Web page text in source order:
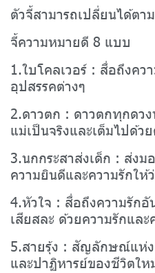
ตัวจี้สามารถเปลี่ยนได้ตา
จี้ความหมายดี 8 แบบ
1.ใบโคลเวอร์ : สื่อถึงคว
อุปสรรคต่างๆ
2.ดาวตก : ดาวตกทุกดว
แม่เป็นจริงและเต็มไปด้ว
3.นกกระสาส่งเด็ก : ส่ง
ความยินดีและความรักใ
4.หัวใจ : สื่อถึงความรัก
เสียสละ ด้วยความรักแล
5.สายรุ้ง : สัญลักษณ์แห่ง
และปาฏิหารย์ของชีวิตใ